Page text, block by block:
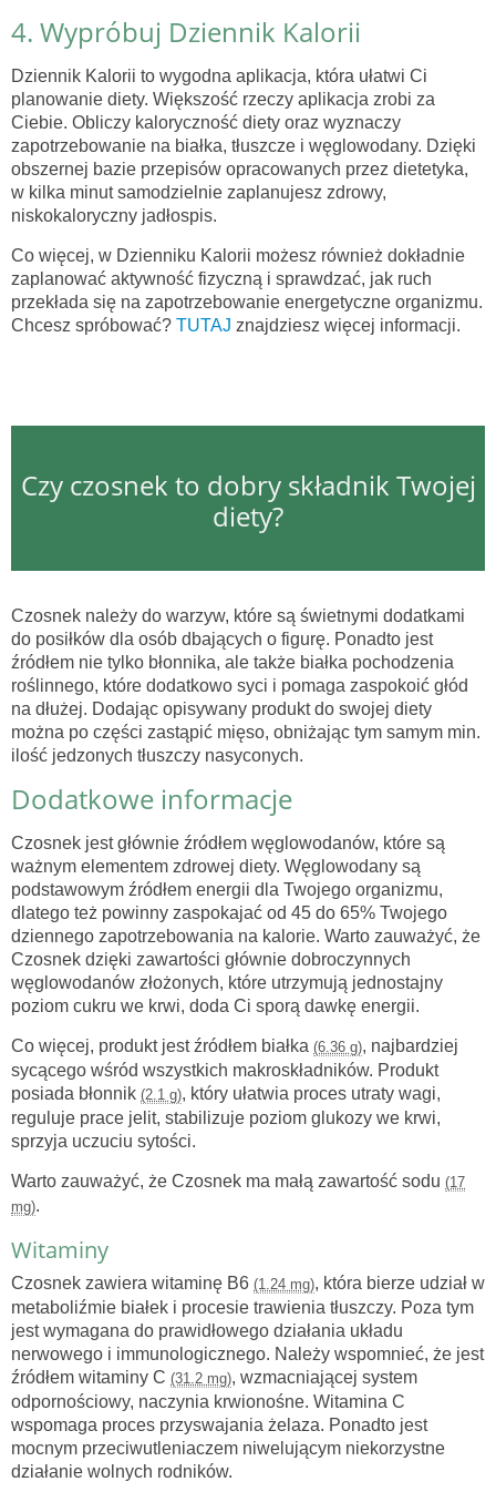
4. Wypróbuj Dziennik Kalorii
Dziennik Kalorii to wygodna aplikacja, która ułatwi Ci
planowanie diety. Większość rzeczy aplikacja zrobi za
Ciebie. Obliczy kaloryczność diety oraz wyznaczy
zapotrzebowanie na białka, tłuszcze i węglowodany. Dzięki
obszernej bazie przepisów opracowanych przez dietetyka,
w kilka minut samodzielnie zaplanujesz zdrowy,
niskokaloryczny jadłospis.
Co więcej, w Dzienniku Kalorii możesz również dokładnie
zaplanować aktywność fizyczną i sprawdzać, jak ruch
przekłada się na zapotrzebowanie energetyczne organizmu.
Chcesz spróbować? TUTAJ znajdziesz więcej informacji.
Czy czosnek to dobry składnik Twojej
diety?
Czosnek należy do warzyw, które są świetnymi dodatkami
do posiłków dla osób dbających o figurę. Ponadto jest
źródłem nie tylko błonnika, ale także białka pochodzenia
roślinnego, które dodatkowo syci i pomaga zaspokoić głód
na dłużej. Dodając opisywany produkt do swojej diety
można po części zastąpić mięso, obniżając tym samym min.
ilość jedzonych tłuszczy nasyconych.
Dodatkowe informacje
Czosnek jest głównie źródłem węglowodanów, które są
ważnym elementem zdrowej diety. Węglowodany są
podstawowym źródłem energii dla Twojego organizmu,
dlatego też powinny zaspokajać od 45 do 65% Twojego
dziennego zapotrzebowania na kalorie. Warto zauważyć, że
Czosnek dzięki zawartości głównie dobroczynnych
węglowodanów złożonych, które utrzymują jednostajny
poziom cukru we krwi, doda Ci sporą dawkę energii.
Co więcej, produkt jest źródłem białka (6.36 g), najbardziej
sycącego wśród wszystkich makroskładników. Produkt
posiada błonnik (2.1 g), który ułatwia proces utraty wagi,
reguluje prace jelit, stabilizuje poziom glukozy we krwi,
sprzyja uczuciu sytości.
Warto zauważyć, że Czosnek ma małą zawartość sodu (17
mg).
Witaminy
Czosnek zawiera witaminę B6 (1.24 mg), która bierze udział w
metaboliźmie białek i procesie trawienia tłuszczy. Poza tym
jest wymagana do prawidłowego działania układu
nerwowego i immunologicznego. Należy wspomnieć, że jest
źródłem witaminy C (31.2 mg), wzmacniającej system
odpornościowy, naczynia krwionośne. Witamina C
wspomaga proces przyswajania żelaza. Ponadto jest
mocnym przeciwutleniaczem niwelującym niekorzystne
działanie wolnych rodników.